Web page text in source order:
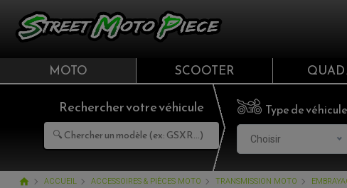
MOTO SCOOTER QUAD
Rechercher votre véhicule Type de véhicule
Choisir
home ACCUEIL ACCESSOIRES & PIÈCES MOTO TRANSMISSION MOTO